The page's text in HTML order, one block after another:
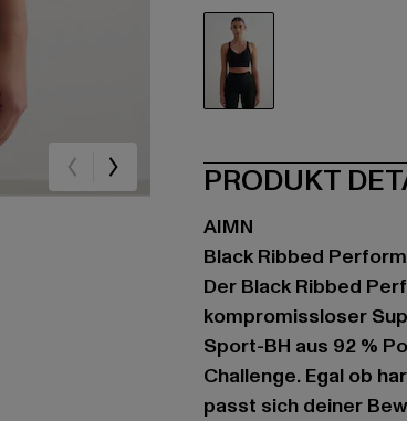
PRODUKT
AIMN
Black Ribbed
Der Black Ribbed
kompromissloser
Sport-BH aus 92 %
Challenge. Egal ob
passt sich deiner